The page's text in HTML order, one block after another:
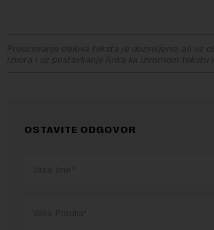
Preuzimanje delova teksta je dozvoljeno, ali uz
izvora i uz postavljanje linka ka izvornom tekstu
OSTAVITE ODGOVOR